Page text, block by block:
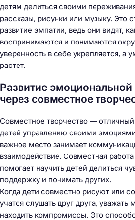
детям делиться своими
рассказы, рисунки или музыку. Это
развитие эмпатии, ведь они видят,
воспринимаются и понимаются
уверенность в себе укрепляется, а
растет.
Развитие эмоциональной
через совместное
Совместное творчество —
детей управлению своими
важное место занимает
взаимодействие. Совместная
помогает научить детей делиться
поддержку и понимать других.
Когда дети совместно рисуют или
учатся слушать друг друга, уважать
находить компромиссы. Это